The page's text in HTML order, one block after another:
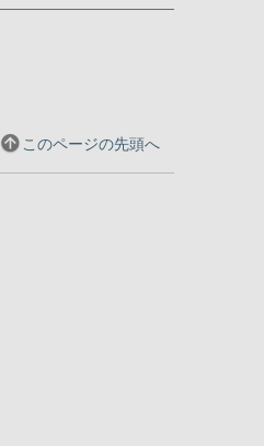
このページの先頭へ